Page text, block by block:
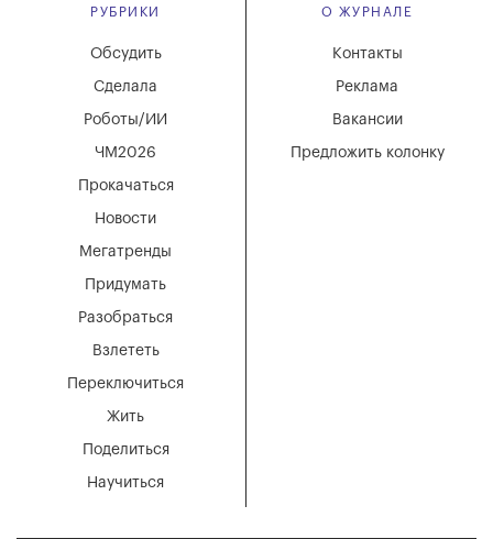
РУБРИКИ
Мегатренды
Придумать
Разобраться
Взлететь
Новости
Переключиться
Жить
Поделиться
Научиться
Обсудить
Сделала
Роботы/ИИ
ЧМ2026
Прокачаться
О ЖУРНАЛЕ
Вакансии
Реклама
Контакты
Предложить колонку